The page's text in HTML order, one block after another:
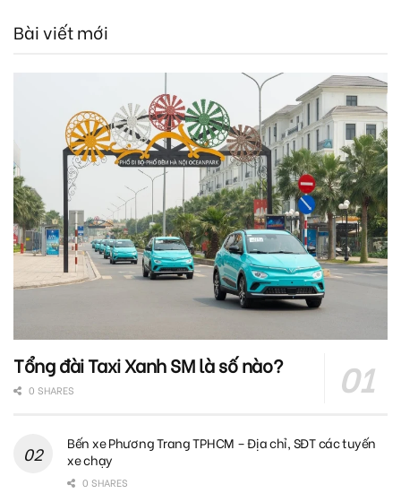
Bài viết mới
Tổng đài Taxi Xanh SM là số nào?
0 SHARES
Bến xe Phương Trang TPHCM – Địa chỉ, SĐT các tuyến
xe chạy
0 SHARES